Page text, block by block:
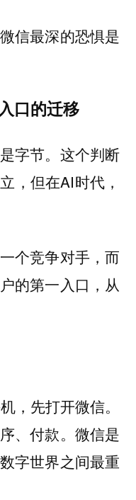
信最深的恐惧是
口的迁移
字节。这个判断
，但在AI时代，
个竞争对手，而
的第一入口，从
，先打开微信。
、付款。微信是
字世界之间最重